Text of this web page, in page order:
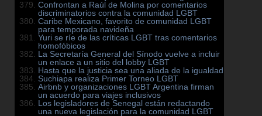
Confrontan a Raúl de Molina por comentarios
discriminatorios contra la comunidad LGBT
Caribe Mexicano, favorito de comunidad LGBT
para temporada navideña
Yuri se ríe de las críticas LGBT tras comentarios
homofóbicos
La Secretaría General del Sínodo vuelve a incluir
un enlace a un sitio del lobby LGBT
Hasta que la justicia sea una aliada de la igualdad
Suchiapa realiza Primer Torneo LGBT
Airbnb y organizaciones LGBT Argentina firman
un acuerdo para viajes inclusivos
Los legisladores de Senegal están redactando
una nueva legislación para la comunidad LGBT